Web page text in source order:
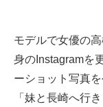
モデルで女優の
身のInstagramを
ーショット写真
「妹と長崎へ行